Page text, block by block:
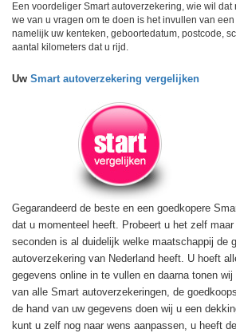
Een voordeliger Smart autoverzekering, wie wil
we van u vragen om te doen is het invullen van
namelijk uw kenteken, geboortedatum, postcode,
aantal kilometers dat u rijd.
Uw Smart autoverzekering vergelijken
Gegarandeerd de beste en een goedkopere
dat u momenteel heeft. Probeert u het zelf
seconden is al duidelijk welke maatschappij de
autoverzekering van Nederland heeft. U hoeft
gegevens online in te vullen en daarna tonen
van alle Smart autoverzekeringen, de
de hand van uw gegevens doen wij u een
kunt u zelf nog naar wens aanpassen, u heeft